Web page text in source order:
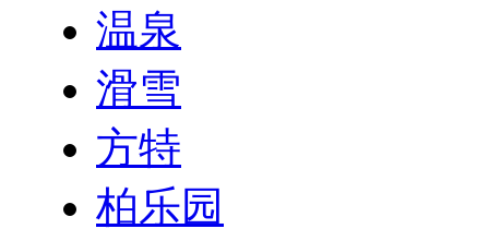
温泉
滑雪
方特
柏乐园